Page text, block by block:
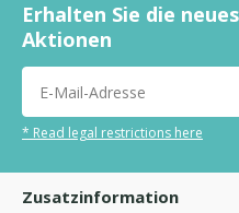
Erhalten Sie die
Aktionen
* Read legal restrictions here
Zusatzinformation